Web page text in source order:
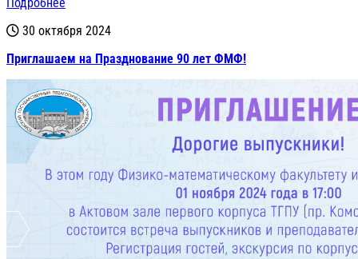
30 октября 2024
Приглашаем на Празднование 90 лет ФМФ!